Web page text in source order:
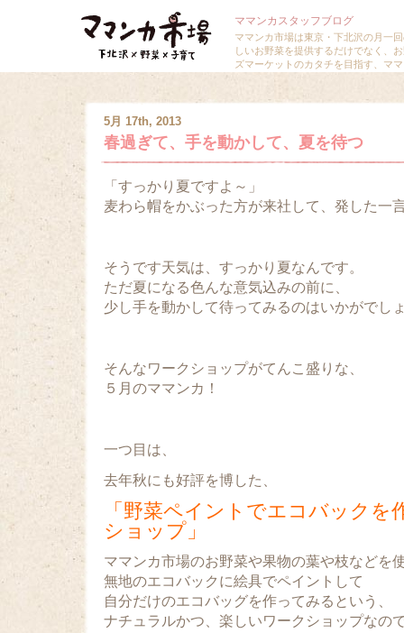
ママンカスタッフブログ
ママンカ市場は東京・下北沢の月一
しいお野菜を提供するだけでなく、
ズマーケットのカタチを目指す、マ
5月 17th, 2013
春過ぎて、手を動かして、夏を待つ
「すっかり夏ですよ～」
麦わら帽をかぶった方が来社して、発した一
そうです天気は、すっかり夏なんです。
ただ夏になる色んな意気込みの前に、
少し手を動かして待ってみるのはいかがでし
そんなワークショップがてんこ盛りな、
５月のママンカ！
一つ目は、
去年秋にも好評を博した、
「野菜ペイントでエコバックを
ショップ」
ママンカ市場のお野菜や果物の葉や枝などを
無地のエコバックに絵具でペイントして
自分だけのエコバッグを作ってみるという、
ナチュラルかつ、楽しいワークショップなの